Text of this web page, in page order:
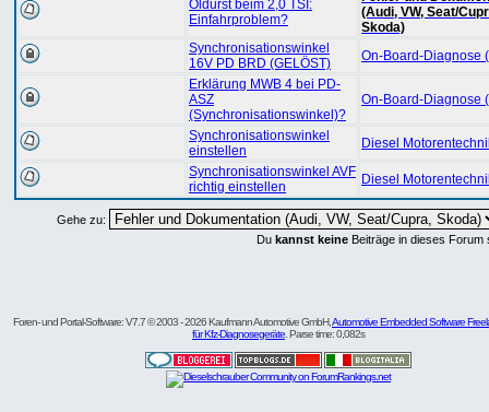
Öldurst beim 2,0 TSI:
Einfahrproblem?
(Audi, VW, Seat/
Skoda)
Synchronisationswinkel
16V PD BRD (GELÖST)
On-Board-Diagnose
Erklärung MWB 4 bei PD-
ASZ
(Synchronisationswinkel)?
On-Board-Diagnose
Synchronisationswinkel
einstellen
Diesel
Synchronisationswinkel AVF
richtig einstellen
Diesel
Gehe zu:
Du kannst keine Beiträge in dieses Forum
Foren- und Portal-Software: V7.7 © 2003 - 2026 Kaufmann Automotive GmbH,Automotive Embedded Software
für Kfz-Diagnosegeräte . Parse time: 0,082s